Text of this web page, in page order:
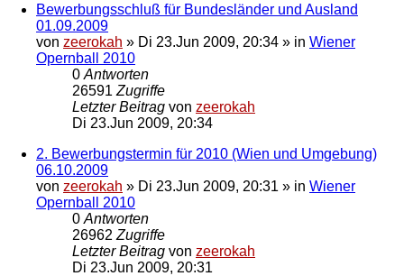
Bewerbungsschluß für Bundesländer und Ausland
01.09.2009
von zeerokah » Di 23.Jun 2009, 20:34 » in Wiener
Opernball 2010
0 Antworten
26591 Zugriffe
Letzter Beitrag von zeerokah
Di 23.Jun 2009, 20:34
2. Bewerbungstermin für 2010 (Wien und Umgebung)
06.10.2009
von zeerokah » Di 23.Jun 2009, 20:31 » in Wiener
Opernball 2010
0 Antworten
26962 Zugriffe
Letzter Beitrag von zeerokah
Di 23.Jun 2009, 20:31